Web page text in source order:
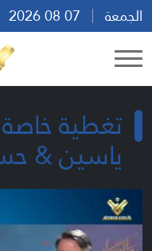
الجمعة
تغطية
ياسين &